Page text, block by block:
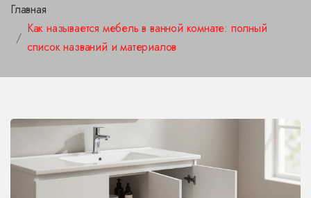
Главная
Как называется мебель в ванной комнате: полный
список названий и материалов